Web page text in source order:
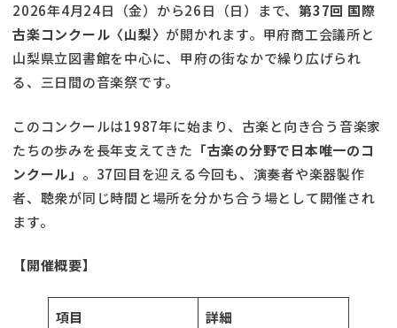
2026年4月24日（金）から26日（日）まで、 第37回 国際
古楽コンクール〈山梨〉 が開かれます。甲府商工会議所と
山梨県立図書館を中心に、甲府の街なかで繰り広げられ
る、三日間の音楽祭です。
このコンクールは1987年に始まり、古楽と向き合う音楽家
たちの歩みを長年支えてきた 「古楽の分野で日本唯一のコ
ンクール」 。37回目を迎える今回も、演奏者や楽器製作
者、聴衆が同じ時間と場所を分かち合う場として開催され
ます。
【開催概要】
項目 詳細